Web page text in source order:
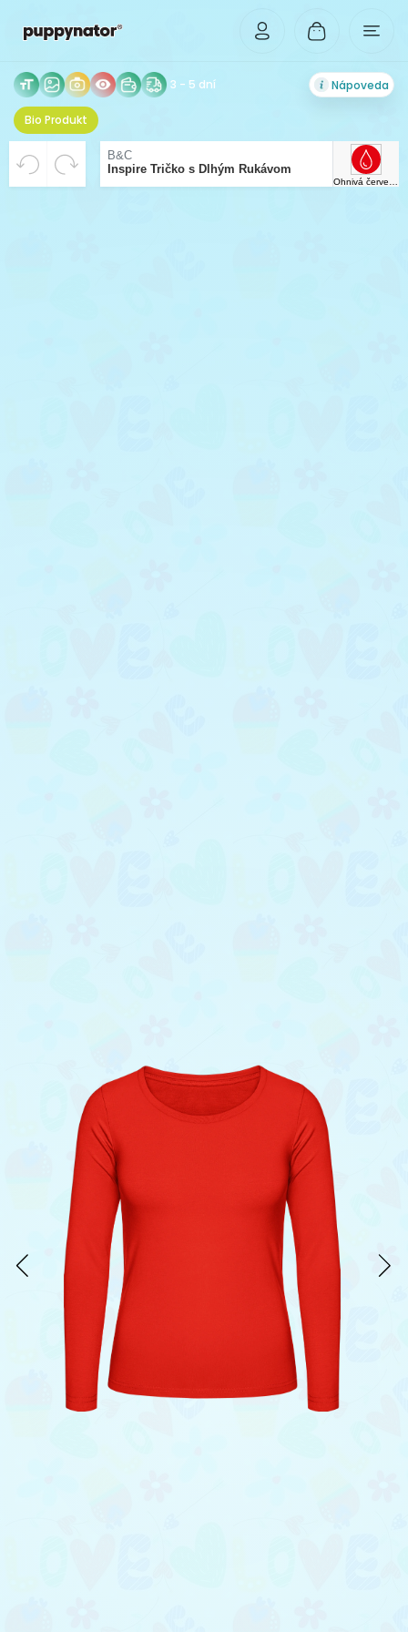
3 - 5 dní Nápoveda
Bio Produkt
B&C
Inspire Tričko s Dlhým Rukávom
VYCENTROVANÉ
Rozlíšenie Vášho obrázka je príliš malé pre tlač v
dostatočnej kvalite. Pre možnosť zväčšenia,
nahrajte obrázok vo vyššom rozlíšení.
Beriem riziko zhoršenej kvality tlače na vedomie.